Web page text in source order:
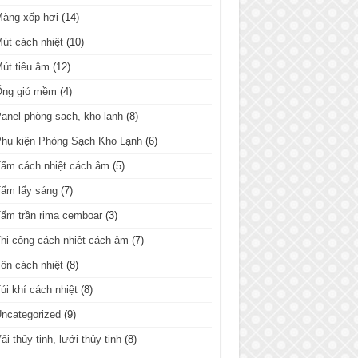
xốp hơi (14)
cách nhiệt (10)
tiêu âm (12)
gió mềm (4)
phòng sạch, kho lạnh (8)
kiện Phòng Sạch Kho Lạnh (6)
cách nhiệt cách âm (5)
lấy sáng (7)
trần rima cemboar (3)
công cách nhiệt cách âm (7)
cách nhiệt (8)
khí cách nhiệt (8)
(9)
thủy tinh, lưới thủy tinh (8)